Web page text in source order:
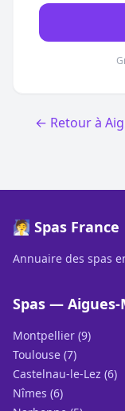
← Retour à
🧖 Spas France
Annuaire des spas
Spas —
Montpellier (9)
Toulouse (7)
Castelnau-le-Lez (6)
Nîmes (6)